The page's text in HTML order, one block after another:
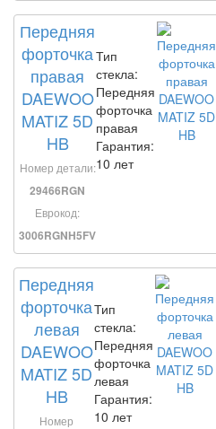
Передняя
форточка
правая
DAEWOO
MATIZ 5D
HB
Номер детали:
29466RGN
Еврокод:
3006RGNH5FV
Тип
стекла:
Передняя
форточка
правая
Гарантия:
10 лет
Передняя
форточка
левая
DAEWOO
MATIZ 5D
HB
Номер
Тип
стекла:
Передняя
форточка
левая
Гарантия:
10 лет